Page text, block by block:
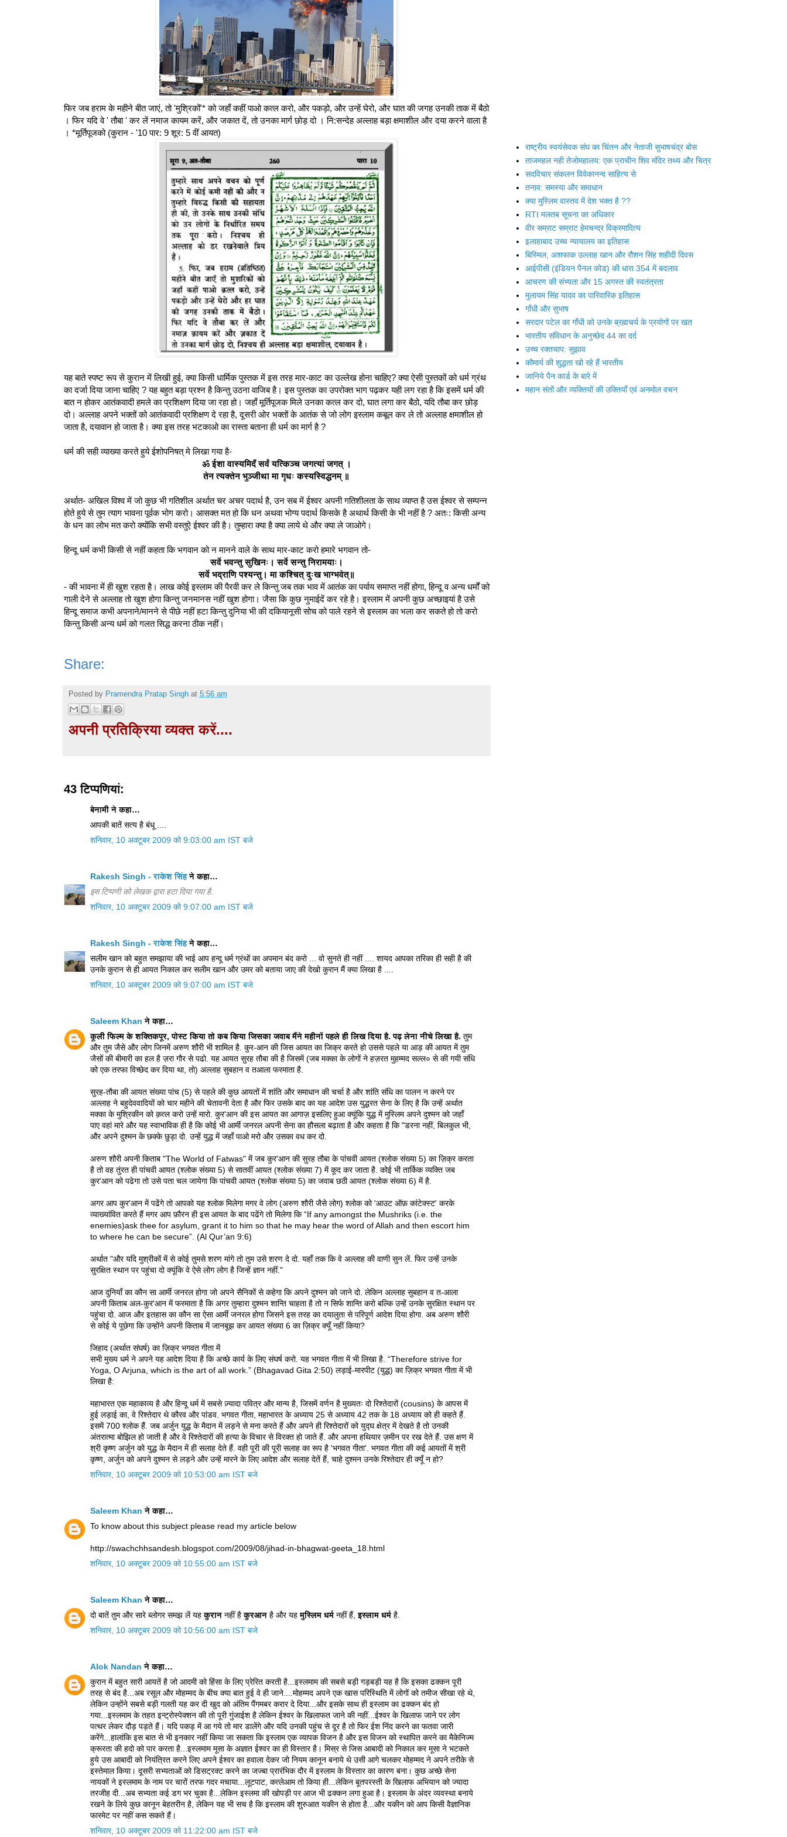
फिर जब हराम के महीने बीत जाएं, तो 'मुश्रिकों'* को जहाँ कहीं पाओ कत्ल करो, और पकड़ो, और उन्हें घेरो, और घात की जगह उनकी ताक में बैठो
। फिर यदि वे ' तौबा ' कर लें नमाज कायम करें, और जकात दें, तो उनका मार्ग छोड़ दो । नि:सन्देह अल्लाह बड़ा क्षमाशील और दया करने वाला है
। *मूर्तिपूजको (कुरान - '10 पार: 9 शूर: 5 वीं आयत)
यह बाते स्पष्ट रूप से कुरान में लिखी हुई, क्या किसी धार्मिक पुस्तक में इस तरह मार-काट का उल्लेख होना चाहिए? क्या ऐसी पुस्तकों को धर्म ग्रंथ
का दर्जा दिया जाना चाहिए ? यह बहुत बड़ा प्रश्न है किन्तु उठना वाजिब है। इस पुस्तक का उपरोक्त भाग पढ़कर यही लग रहा है कि इसमें धर्म की
बात न होकर आतंकवादी हमले का प्रशिक्षण दिया जा रहा हो। जहाँ मूर्तिपूजक मिले उनका कत्ल कर दो, घात लगा कर बैठो, यदि तौबा कर छोड़
दो। अल्लाह अपने भक्तों को आतंकवादी प्रशिक्षण दे रहा है, दूसरी ओर भक्तों के आतंक से जो लोग इस्लाम कबूल कर ले तो अल्लाह क्षमाशील हो
जाता है, दयावान हो जाता है। क्या इस तरह भटकाओ का रास्ता बताना ही धर्म का मार्ग है ?
धर्म की सही व्याख्या करते हुये ईशोपनिषत् मे लिखा गया है-
ॐ ईशा वास्यमिदँ सर्वं यत्किञ्च जगत्यां जगत् ।
तेन त्यक्तेन भुञ्जीथा मा गृधः कस्यस्विद्धनम् ॥
अर्थात- अखिल विश्व में जो कुछ भी गतिशील अर्थात चर अचर पदार्थ है, उन सब में ईश्वर अपनी गतिशीलता के साथ व्याप्त है उस ईश्वर से सम्‍पन्‍न
होते हुये से तुम त्याग भावना पूर्वक भोग करो। आसक्त मत हो कि धन अथवा भोग्‍य पदार्थ किसके है अथार्थ किसी के भी नहीं है ? अतः: किसी अन्य
के धन का लोभ मत करो क्योंकि सभी वस्‍तुऐ ईश्वर की है। तुम्हारा क्या है क्या लाये थे और क्या ले जाओगे।
हिन्दू धर्म कभी किसी से नहीं कहता कि भगवान को न मानने वाले के साथ मार-काट करो हमारे भगवान तो-
सर्वे भवन्तु सुखिनः। सर्वे सन्तु निरामयाः।
सर्वे भद्राणि पश्यन्तु। मा कश्चित् दुःख भाग्भवेत्॥
- की भावना में ही खुश रहता है। लाख कोई इस्लाम की पैरवी कर ले किन्तु जब तक भाव में आतंक का पर्याय समाप्त नहीं होगा, हिन्दू व अन्य धर्मों को
गाली देने से अल्लाह तो खुश होगा किन्तु जनमानस नहीं खुश होगा। जैसा कि कुछ नुमाईदें कर रहे है। इस्लाम में अपनी कुछ अच्छाइयां है उसे
हिन्दू समाज कभी अपनाने/मानने से पीछे नहीं हटा किन्तु दुनिया भी की दकियानूसी सोच को पाले रहने से इस्लाम का भला कर सकते हो तो करो
किन्तु किसी अन्य धर्म को गलत सिद्ध करना ठीक नहीं।
Share:
Posted by Pramendra Pratap Singh at 5:56 am
अपनी प्रतिक्रिया व्यक्त करें....
43 टिप्‍पणियां:
बेनामी ने कहा…
आपकी बातें सत्य है बंधू ....
शनिवार, 10 अक्टूबर 2009 को 9:03:00 am IST बजे
Rakesh Singh - राकेश सिंहने कहा…
इस टिप्पणी को लेखक द्वारा हटा दिया गया है.
शनिवार, 10 अक्टूबर 2009 को 9:07:00 am IST बजे
Rakesh Singh - राकेश सिंहने कहा…
सलीम खान को बहुत समझाया की भाई आप हन्दू धर्म ग्रंथों का अपमान बंद करो ... वो सुनते ही नहीं .... शायद आपका तरिका ही सही है की
उनके कुरान से ही आयत निकाल कर सलीम खान और उमर को बताया जाए की देखो कुरान मैं क्या लिखा है ....
शनिवार, 10 अक्टूबर 2009 को 9:07:00 am IST बजे
Saleem Khan ने कहा…
कूली फिल्म के शक्तिकपूर, पोस्ट किया तो कब किया जिसका जवाब मैंने महीनों पहले ही लिख दिया है. पढ़ लेना नीचे लिखा है. तुम
और तुम जैसे और लोग जिनमें अरुण शौरी भी शामिल है. कुर-आन की जिस आयत का जिक्र करते हो उससे पहले या आड़ की आयत में तुम
जैसों की बीमारी का हल है ज़रा गौर से पढो. यह आयत सुरह तौबा की है जिसमें (जब मक्का के लोगों ने हज़रत मुहम्मद सल्ल० से की गयी संधि
को एक तरफा विच्छेद कर दिया था, तो) अल्लाह सुबहान व तआला फरमाता है.
सुरह-तौबा की आयत संख्या पांच (5) से पहले की कुछ आयतों में शांति और समाधान की चर्चा है और शांति संधि का पालन न करने पर
अल्लाह ने बहुदेववादियों को चार महीने की चेतावनी देता है और फिर उसके बाद का यह आदेश उस युद्धरत सेना के लिए है कि उन्हें अर्थात
मक्का के मुश्रिकीन को क़त्ल करो उन्हें मारो. कुर'आन की इस आयत का आगाज़ इसलिए हुआ क्यूंकि युद्ध में मुस्लिम अपने दुश्मन को जहाँ
पाए वहां मारे और यह स्वाभाविक ही है कि कोई भी आर्मी जनरल अपनी सेना का हौसला बढ़ाता है और कहता है कि "डरना नहीं, बिलकुल भी,
और अपने दुश्मन के छक्के छुड़ा दो. उन्हें युद्ध में जहाँ पाओ मरो और उसका वध कर दो.
अरुण शौरी अपनी किताब "The World of Fatwas" में जब कुर'आन की सुरह तौबा के पांचवी आयत (श्लोक संख्या 5) का ज़िक्र करता
है तो वह तुंरत ही पांचवी आयत (श्लोक संख्या 5) से सातवीं आयत (श्लोक संख्या 7) में कूद कर जाता है. कोई भी तार्किक व्यक्ति जब
कुर'आन को पढेगा तो उसे पता चल जायेगा कि पांचवी आयत (श्लोक संख्या 5) का जवाब छठी आयत (श्लोक संख्या 6) में है.
अगर आप कुर'आन में पढेंगे तो आपको यह श्लोक मिलेगा मगर वे लोग (अरुण शौरी जैसे लोग) श्लोक को 'आउट ऑफ़ कांटेक्स्ट' करके
व्याख्यांवित करते हैं मगर आप फ़ौरन ही इस आयत के बाद पढेंगे तो मिलेगा कि “If any amongst the Mushriks (i.e. the
enemies)ask thee for asylum, grant it to him so that he may hear the word of Allah and then escort him
to where he can be secure”. (Al Qur’an 9:6)
अर्थात "और यदि मुश्रीकों में से कोई तुमसे शरण मांगे तो तुम उसे शरण दे दो. यहाँ तक कि वे अल्लाह की वाणी सुन लें. फिर उन्हें उनके
सुरक्षित स्थान पर पहुंचा दो क्यूंकि वे ऐसे लोग लोग है जिन्हें ज्ञान नहीं."
आज दुनियाँ का कौन सा आर्मी जनरल होगा जो अपने सैनिकों से कहेगा कि अपने दुश्मन को जाने दो. लेकिन अल्लाह सुबहान व त-आला
अपनी किताब अल-कुर'आन में फरमाता है कि अगर तुम्हारा दुश्मन शान्ति चाहता है तो न सिर्फ शान्ति करो बल्कि उन्हें उनके सुरक्षित स्थान पर
पहुंचा दो. आज और इतहास का कौन सा ऐसा आर्मी जनरल होगा जिसने इस तरह का दयालुता से परिपूर्ण आदेश दिया होगा. अब अरुण शौरी
से कोई ये पूछेगा कि उन्होंने अपनी किताब में जानबूझ कर आयत संख्या 6 का ज़िक्र क्यूँ नहीं किया?
जिहाद (अर्थात संघर्ष) का ज़िक्र भगवत गीता में
सभी मुख्य धर्म ने अपने यह आदेश दिया है कि अच्छे कार्य के लिए संघर्ष करो. यह भगवत गीता में भी लिखा है. “Therefore strive for
Yoga, O Arjuna, which is the art of all work.” (Bhagavad Gita 2:50) लड़ाई-मारपीट (युद्ध) का ज़िक्र भगवत गीता में भी
लिखा है:
महाभारत एक महाकाव्य है और हिन्दू धर्म में सबसे ज़्यादा पवित्र और मान्य है, जिसमें वर्णन है मुख्यतः दो रिश्तेदारों (cousins) के आपस में
हुई लड़ाई का, वे रिश्तेदार थे कौरव और पांडव. भगवत गीता, महाभारत के अध्याय 25 से अध्याय 42 तक के 18 अध्याय को ही कहते हैं.
इसमें 700 श्लोक हैं. जब अर्जुन युद्ध के मैदान में लड़ने से मना करते हैं और अपने ही रिश्तेदारों को युद्घ क्षेत्र में देखते है तो उनकी
अंतरात्मा बोझिल हो जाती है और वे रिश्तेदारों की हत्या के विचार से विरक्त हो जाते हैं. और अपना हथियार ज़मीन पर रख देते हैं. उस क्षण में
श्री कृष्ण अर्जुन को युद्ध के मैदान में ही सलाह देते हैं. वही पूरी की पूरी सलाह का रूप है 'भगवत गीता'. भगवत गीता की कई आयतों में श्री
कृष्ण, अर्जुन को अपने दुश्मन से लड़ने और उन्हें मारने के लिए आदेश और सलाह देतें हैं, चाहे दुश्मन उनके रिश्तेदार ही क्यूँ न हो?
शनिवार, 10 अक्टूबर 2009 को 10:53:00 am IST बजे
Saleem Khan ने कहा…
To know about this subject please read my article below
http://swachchhsandesh.blogspot.com/2009/08/jihad-in-bhagwat-geeta_18.html
शनिवार, 10 अक्टूबर 2009 को 10:55:00 am IST बजे
Saleem Khan ने कहा…
दो बातें तुम और सारे ब्लोगर समझ लें यहकुराननहीं हैकुरआनहै और यहमुस्लिम धर्मनहीं हैं,इस्लाम धर्महै.
शनिवार, 10 अक्टूबर 2009 को 10:56:00 am IST बजे
Alok Nandan ने कहा…
कुरान में बहुत सारी आयतें है जो आदमी को हिंसा के लिए प्रेरित करती है...इस्लमाम की सबसे बड़ी गड़बड़ी यह है कि इसका ढक्कन पूरी
तरह से बंद है...अब रसूल और मोहम्मद के बीच क्या बात हुई वे ही जाने....मोहम्मद अपने एक खास परिस्थिति में लोगों को तमीज सीखा रहे थे,
लेकिन उन्होंने सबसे बड़ी गलती यह कर दी खुद को अंतिम पैंगमबर करार दे दिया...और इसके साथ ही इस्लाम का ढक्कन बंद हो
गया...इस्लमाम के तहत इन्ट्रोस्पेक्शन की तो पूरी गुंजाईश है लेकिन ईश्वर के खिलाफत जाने की नहीं...ईश्वर के खिलाफ जाने पर लोग
पत्थर लेकर दौड़ पड़ते हैं। यदि पकड़ में आ गये तो मार डालेंगे और यदि उनकी पहुंच से दूर है तो फिर ईश निंद करने का फतवा जारी
करेंगे...हालांकि इस बात से भी इनकार नहीं किया जा सकता कि इस्लाम एक व्यापक विजन है और इस विजन को स्थापित करने का मैकेनिज्म
क्रूरता की हदो को पार करता है...इस्लमाम मूसा के अज्ञात ईश्वर का ही विस्तार है। मिस्र से जिस आबादी को निकाल कर मूसा ने भटकते
हुये उस आबादी को नियंत्रित करने लिए अपने ईश्वर का हवाला देकर जो नियम कानून बनाये थे उसी आगे चलकर मोहम्मद ने अपने तरीके से
इस्तेमाल किया। दूसरी सभ्यताओं को डिसट्रक्ट करने का जज्बा प्रारंभिक दौर में इस्लाम के विस्तार का कारण बना। कुछ अच्छे सेना
नायकों ने इस्लमाम के नाम पर चारों तरफ गदर मचाया...लूटपाट, कत्लेआम तो किया ही...लेकिन बूतपरस्ती के खिलाफ अभियान को ज्यादा
तरजीह दी...अब सभ्यता कई डग भर चुका है...लेकिन इस्लमा की खोपड़ी पर आज भी ढक्कन लगा हुआ है। इस्लाम के अंदर व्यवस्था बनाये
रखने के लिये कुछ कानून बेहतरीन है, लेकिन यह भी सच है कि इस्लाम की शुरुआत यकीन से होता है...और यकीन को आप किसी वैज्ञानिक
फारमेट पर नहीं कस सकते हैं।
शनिवार, 10 अक्टूबर 2009 को 11:22:00 am IST बजे
राष्ट्रीय स्वयंसेवक संघ का चिंतन और नेताजी सुभाषचंद्र बोस
ताजमहल नही तेजोमहालय: एक प्राचीन शिव मंदिर तथ्य और चित्र
सदविचार संकलन विवेकानन्द साहित्य से
तनाव: समस्या और समाधान
क्या मुस्लिम वास्तव में देश भक्त है ??
RTI मलतब सूचना का अधिकार
वीर सम्राट सम्राट हेमचन्द्र विक्रमादित्य
इलाहाबाद उच्च न्यायालय का इतिहास
बिस्मिल, अशफाक उल्लाह खान और रौशन सिंह शहीदी दिवस
आईपीसी (इंडियन पैनल कोड) की धारा 354 में बदलाव
आचरण की संभ्यता और 15 अगस्त की स्वतंत्रता
मुलायम सिंह यादव का पारिवारिक इतिहास
गाँधी और सुभाष
सरदार पटेल का गाँधी को उनके ब्रह्मचर्य के प्रयोगों पर खत
भारतीय संविधान के अनुच्छेद 44 का दर्द
उच्च रक्तचाप: सुझाव
कौमार्य की शुद्धता खो रहे हैं भारतीय
जानिये पैन कार्ड के बारे में
महान संतों और व्यक्तियों की उक्तियाँ एवं अनमोल वचन